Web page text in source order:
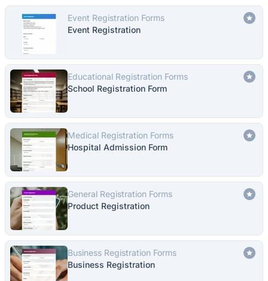
Event Registration Forms
Event Registration
Educational Registration Forms
School Registration Form
Medical Registration Forms
Hospital Admission Form
General Registration Forms
Product Registration
Business Registration Forms
Business Registration